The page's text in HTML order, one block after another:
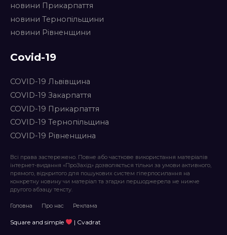
новини Прикарпаття
новини Тернопільщини
новини Рівненщини
Covid-19
COVID-19 Львівщина
COVID-19 Закарпаття
COVID-19 Прикарпаття
COVID-19 Тернопільщина
COVID-19 Рівненщина
Всі права застережено. Повне або часткове використання матеріалів
інтернет-видання «ПроЗахід» дозволяється тільки за умови активного,
прямого, відкритого для пошукових систем гіперпосилання на
конкретну новину чи матеріал та згадки першоджерела не нижче
другого абзацу тексту.
Головна Про нас Реклама
Square and simple | Cvadrat